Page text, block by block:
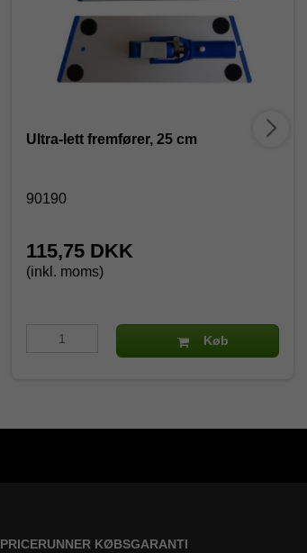
Ultra-lett fremfører, 25 cm
90190
115,75 DKK
(inkl. moms)
Køb
PRICERUNNER KØBSGARANTI